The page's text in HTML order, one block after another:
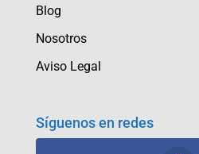
Blog
Nosotros
Aviso Legal
Síguenos en redes